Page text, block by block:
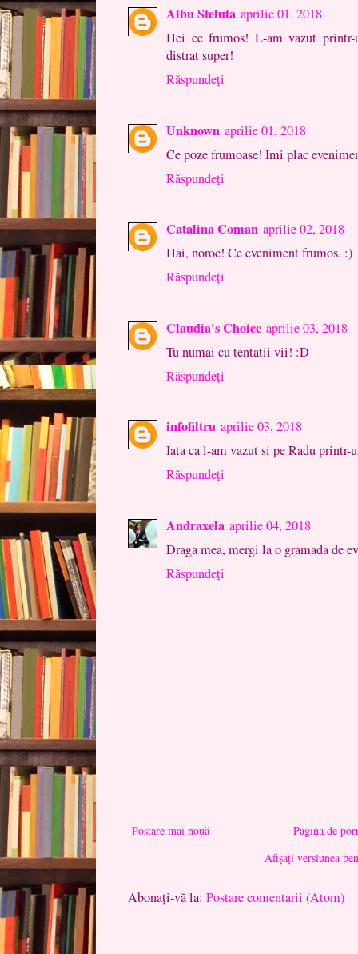
Albu Steluta aprilie 01, 2018
Hei ce frumos! L-am vazut
distrat super!
Răspundeți
Unknown aprilie 01, 2018
Ce poze frumoase! Imi plac
Răspundeți
Catalina Coman aprilie 02, 2018
Hai, noroc! Ce eveniment frumos. :)
Răspundeți
Claudia's Choice aprilie 03, 2018
Tu numai cu tentatii vii! :D
Răspundeți
infofiltru aprilie 03, 2018
Iata ca l-am vazut si pe Radu printr-
Răspundeți
Andraxela aprilie 04, 2018
Draga mea, mergi la o gramada de
Răspundeți
Postare mai nouă
Pagina de
Afișați versiunea
Abonați-vă la: Postare comentarii (Atom)